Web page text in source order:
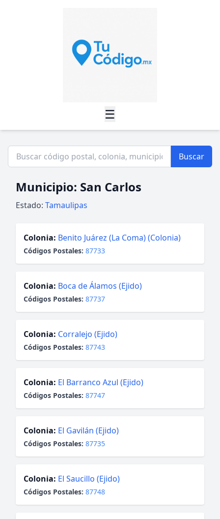
☰
Buscar
Municipio: San Carlos
Estado: Tamaulipas
Colonia: Benito Juárez (La Coma) (Colonia)
Códigos Postales: 87733
Colonia: Boca de Álamos (Ejido)
Códigos Postales: 87737
Colonia: Corralejo (Ejido)
Códigos Postales: 87743
Colonia: El Barranco Azul (Ejido)
Códigos Postales: 87747
Colonia: El Gavilán (Ejido)
Códigos Postales: 87735
Colonia: El Saucillo (Ejido)
Códigos Postales: 87748